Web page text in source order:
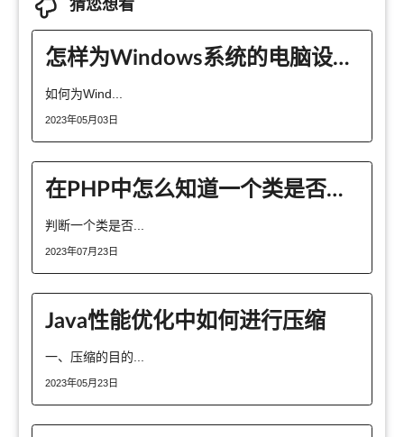
怎样为Windows系统的电脑设置自动关机？
如何为Wind...
2023年05月03日
在PHP中怎么知道一个类是否可以被foreach遍历
判断一个类是否...
2023年07月23日
Java性能优化中如何进行压缩
一、压缩的目的...
2023年05月23日